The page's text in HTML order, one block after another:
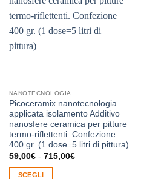
NANOTECNOLOGIA
Picoceramix nanotecnologia
applicata isolamento Additivo
nanosfere ceramica per pitture
termo-riflettenti. Confezione
400 gr. (1 dose=5 litri di pittura)
59,00€ - 715,00€Fascia
SCEGLI